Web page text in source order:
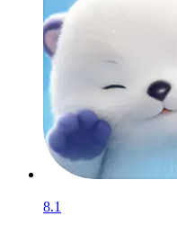
8.1